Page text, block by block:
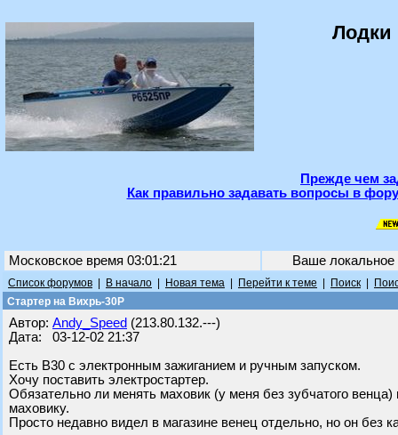
Лодки
Прежде чем
Как правильно задавать вопросы в
Московское время 03:01:21 Ваше
Список форумов В начало Новая тема Перейти к теме Поиск
Стартер на Вихрь-30Р
Автор: Andy_Speed (213.80.132.---)
Дата: 03-12-02 21:37
Есть В30 с электронным зажиганием и ручным запуском.
Хочу поставить электростартер.
Обязательно ли менять маховик (у меня без зубчатого
маховику.
Просто недавно видел в магазине венец отдельно, но он без